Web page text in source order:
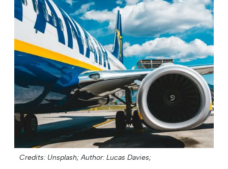
Credits: Unsplash; Author: Lucas Davies;